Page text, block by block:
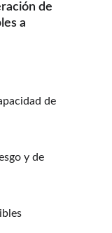
de
a
de
y de